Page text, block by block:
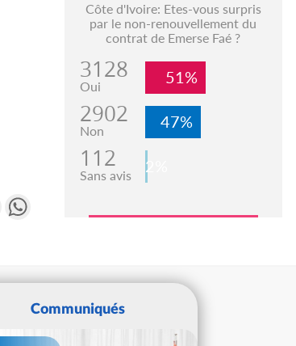
Messenger
Côte d'Ivoire: Etes-vous surpris
par le non-renouvellement du
contrat de Emerse Faé ?
3128
Oui 51%
2902
Non 47%
112
Sans avis 2%
Communiqués